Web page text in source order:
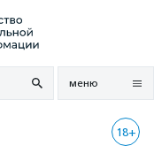
меню
18+